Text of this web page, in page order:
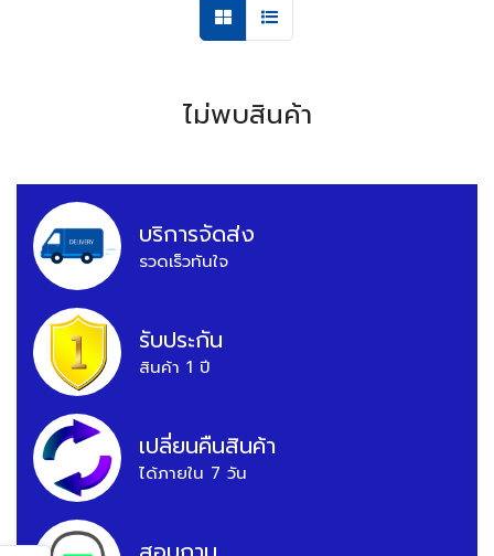
ไม่พบสินค้า
บริการจัดส่ง
รวดเร็วทันใจ
รับประกัน
สินค้า 1 ปี
เปลี่ยนคืนสินค้า
ได้ภายใน 7 วัน